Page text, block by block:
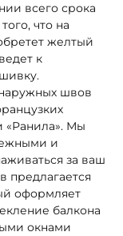
всего срока
что на
желтый
к
швов
«Ранила». Мы
и
за ваш
предлагается
оформляет
балкона
окнами